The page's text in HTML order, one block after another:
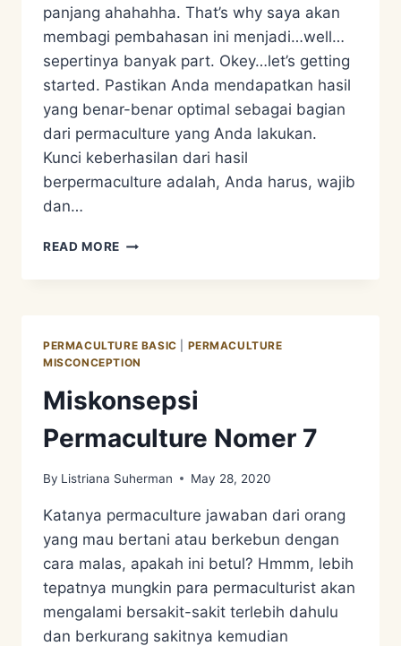
panjang ahahahha. That’s why saya akan
membagi pembahasan ini menjadi…well…
sepertinya banyak part. Okey…let’s getting
started. Pastikan Anda mendapatkan hasil
yang benar-benar optimal sebagai bagian
dari permaculture yang Anda lakukan.
Kunci keberhasilan dari hasil
berpermaculture adalah, Anda harus, wajib
dan…
READ MORE PRINSIP
3
YIELD
PERMACULTURE BASIC
PERMACULTURE
MISCONCEPTION
Miskonsepsi
Permaculture Nomer 7
By Listriana Suherman May 28, 2020
Katanya permaculture jawaban dari orang
yang mau bertani atau berkebun dengan
cara malas, apakah ini betul? Hmmm, lebih
tepatnya mungkin para permaculturist akan
mengalami bersakit-sakit terlebih dahulu
dan berkurang sakitnya kemudian